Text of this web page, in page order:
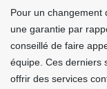
Pour un changement
une garantie par
conseillé de faire
équipe. Ces derniers
offrir des services